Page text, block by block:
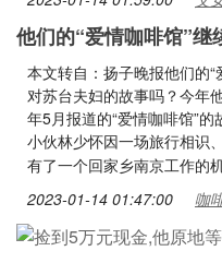
他们的“爱情咖啡馆”
本文转自：扬子晚报他们的
对苏台夫妇的故事吗？今年
年5月报道的“爱情咖啡馆”
小伙林少怀因一场旅行相识
有了一个回家乡南京工作的
2023-01-14 01:47:00 咖